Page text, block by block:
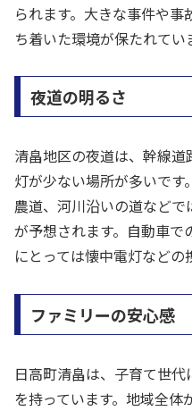
られます。大きな事件や
ち着いた環境が保たれてい
夜道の明るさ
清畠地区の夜道は、幹線
灯が少ない場所が多いで
農道、河川沿いの道など
が予想されます。自動車
にとっては懐中電灯などの
ファミリーの安心感
日高町清畠は、子育て世
を持っています。地域全